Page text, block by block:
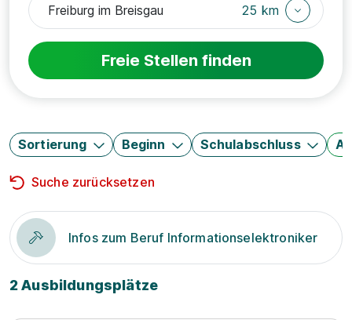
25 km
Freie Stellen finden
Sortierung Beginn Schulabschluss
Suche zurücksetzen
Infos zum Beruf Informationselektroniker
2 Ausbildungsplätze